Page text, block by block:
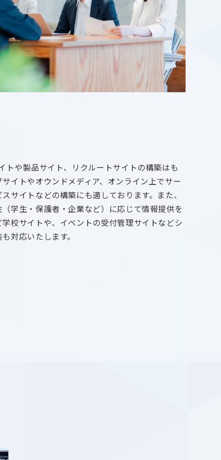
トや製品サイト、リクルートサイトの構築はも
イトやオウンドメディア、オンライン上でサー
サイトなどの構築にも適しております。また、
学生・保護者・企業など）に応じて情報提供を
校サイトや、イベントの受付管理サイトなどシ
対応いたします。